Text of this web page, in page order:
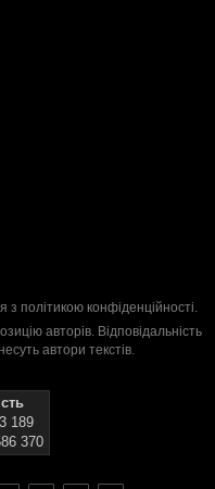
з політикою конфіденційності.
авторів. Відповідальність
автори текстів.
189
370